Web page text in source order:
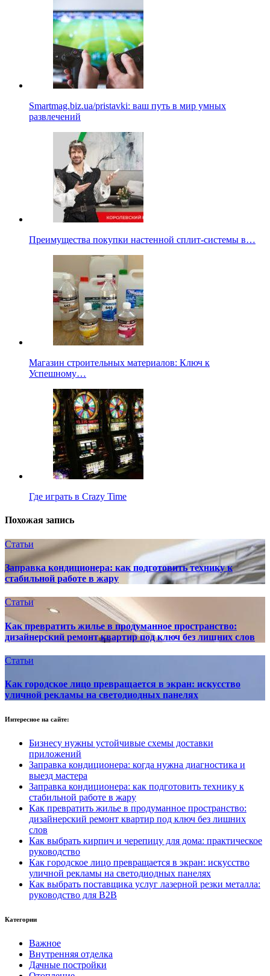
Smartmag.biz.ua/pristavki: ваш путь в мир умных
развлечений
Преимущества покупки настенной сплит-системы в…
Магазин строительных материалов: Ключ к
Успешному…
Где играть в Crazy Time
Похожая запись
Статьи
Заправка кондиционера: как подготовить технику к
стабильной работе в жару
Статьи
Как превратить жилье в продуманное пространство:
дизайнерский ремонт квартир под ключ без лишних слов
Статьи
Как городское лицо превращается в экран: искусство
уличной рекламы на светодиодных панелях
Интересное на сайте:
Бизнесу нужны устойчивые схемы доставки
приложений
Заправка кондиционера: когда нужна диагностика и
выезд мастера
Заправка кондиционера: как подготовить технику к
стабильной работе в жару
Как превратить жилье в продуманное пространство:
дизайнерский ремонт квартир под ключ без лишних
слов
Как выбрать кирпич и черепицу для дома: практическое
руководство
Как городское лицо превращается в экран: искусство
уличной рекламы на светодиодных панелях
Как выбрать поставщика услуг лазерной резки металла:
руководство для B2B
Категории
Важное
Внутренняя отделка
Дачные постройки